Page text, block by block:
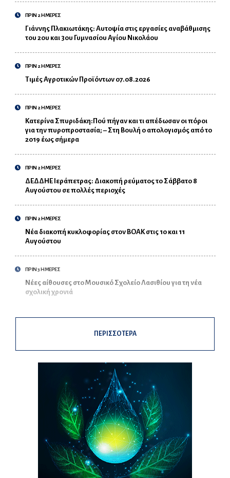
ΠΡΙΝ 2 ΗΜΕΡΕΣ
Γιάννης Πλακιωτάκης: Αυτοψία στις εργασίες αναβάθμισης
του 2ου και 3ου Γυμνασίου Αγίου Νικολάου
ΠΡΙΝ 2 ΗΜΕΡΕΣ
Τιμές Αγροτικών Προϊόντων 07.08.2026
ΠΡΙΝ 2 ΗΜΕΡΕΣ
Κατερίνα Σπυριδάκη:Πού πήγαν και τι απέδωσαν οι πόροι
για την πυροπροστασία; – Στη Βουλή ο απολογισμός από το
2019 έως σήμερα
ΠΡΙΝ 2 ΗΜΕΡΕΣ
ΔΕΔΔΗΕ Ιεράπετρας: Διακοπή ρεύματος το Σάββατο 8
Αυγούστου σε πολλές περιοχές
ΠΡΙΝ 2 ΗΜΕΡΕΣ
Νέα διακοπή κυκλοφορίας στον ΒΟΑΚ στις 10 και 11
Αυγούστου
ΠΡΙΝ 3 ΗΜΕΡΕΣ
Νέες αίθουσες στο Μουσικό Σχολείο Λασιθίου για τη νέα
σχολική χρονιά
ΠΕΡΙΣΣΟΤΕΡΑ